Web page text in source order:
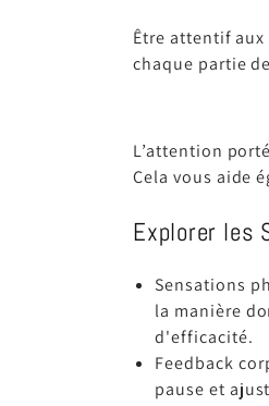
Être attentif
chaque partie
L’attention
Cela vous aide
Explorer les
Sensations
la manière
d'efficacité.
Feedback
pause et